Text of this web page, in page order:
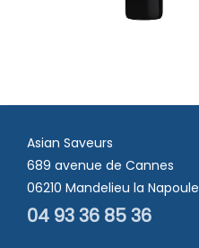
Asian Saveurs
689 avenue de Cannes
06210 Mandelieu la Napoule
04 93 36 85 36